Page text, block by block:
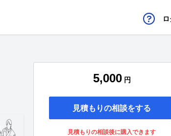
5,000 円
見積もりの相談をする
見積もりの相談後に購入できます